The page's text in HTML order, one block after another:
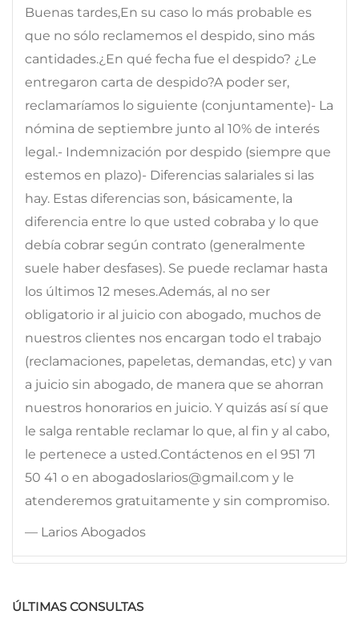
Buenas tardes,En su caso lo más probable es
que no sólo reclamemos el despido, sino más
cantidades.¿En qué fecha fue el despido? ¿Le
entregaron carta de despido?A poder ser,
reclamaríamos lo siguiente (conjuntamente)- La
nómina de septiembre junto al 10% de interés
legal.- Indemnización por despido (siempre que
estemos en plazo)- Diferencias salariales si las
hay. Estas diferencias son, básicamente, la
diferencia entre lo que usted cobraba y lo que
debía cobrar según contrato (generalmente
suele haber desfases). Se puede reclamar hasta
los últimos 12 meses.Además, al no ser
obligatorio ir al juicio con abogado, muchos de
nuestros clientes nos encargan todo el trabajo
(reclamaciones, papeletas, demandas, etc) y van
a juicio sin abogado, de manera que se ahorran
nuestros honorarios en juicio. Y quizás así sí que
le salga rentable reclamar lo que, al fin y al cabo,
le pertenece a usted.Contáctenos en el 951 71
50 41 o en abogadoslarios@gmail.com y le
atenderemos gratuitamente y sin compromiso.
— Larios Abogados
ÚLTIMAS CONSULTAS